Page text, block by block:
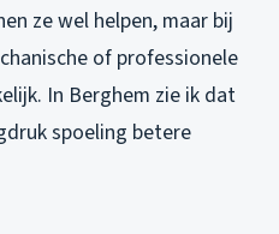
ze wel helpen, maar bij
of professionele
In Berghem zie ik dat
spoeling betere